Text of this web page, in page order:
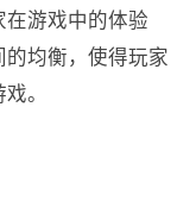
游戏中的体验
均衡，使得玩家
。